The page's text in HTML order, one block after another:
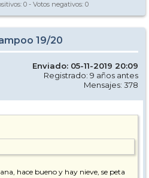
0 - Votos negativos: 0
19/20
Enviado: 05-11-2019 20:09
Registrado: 9 años antes
Mensajes: 378
hace bueno y hay nieve, se peta